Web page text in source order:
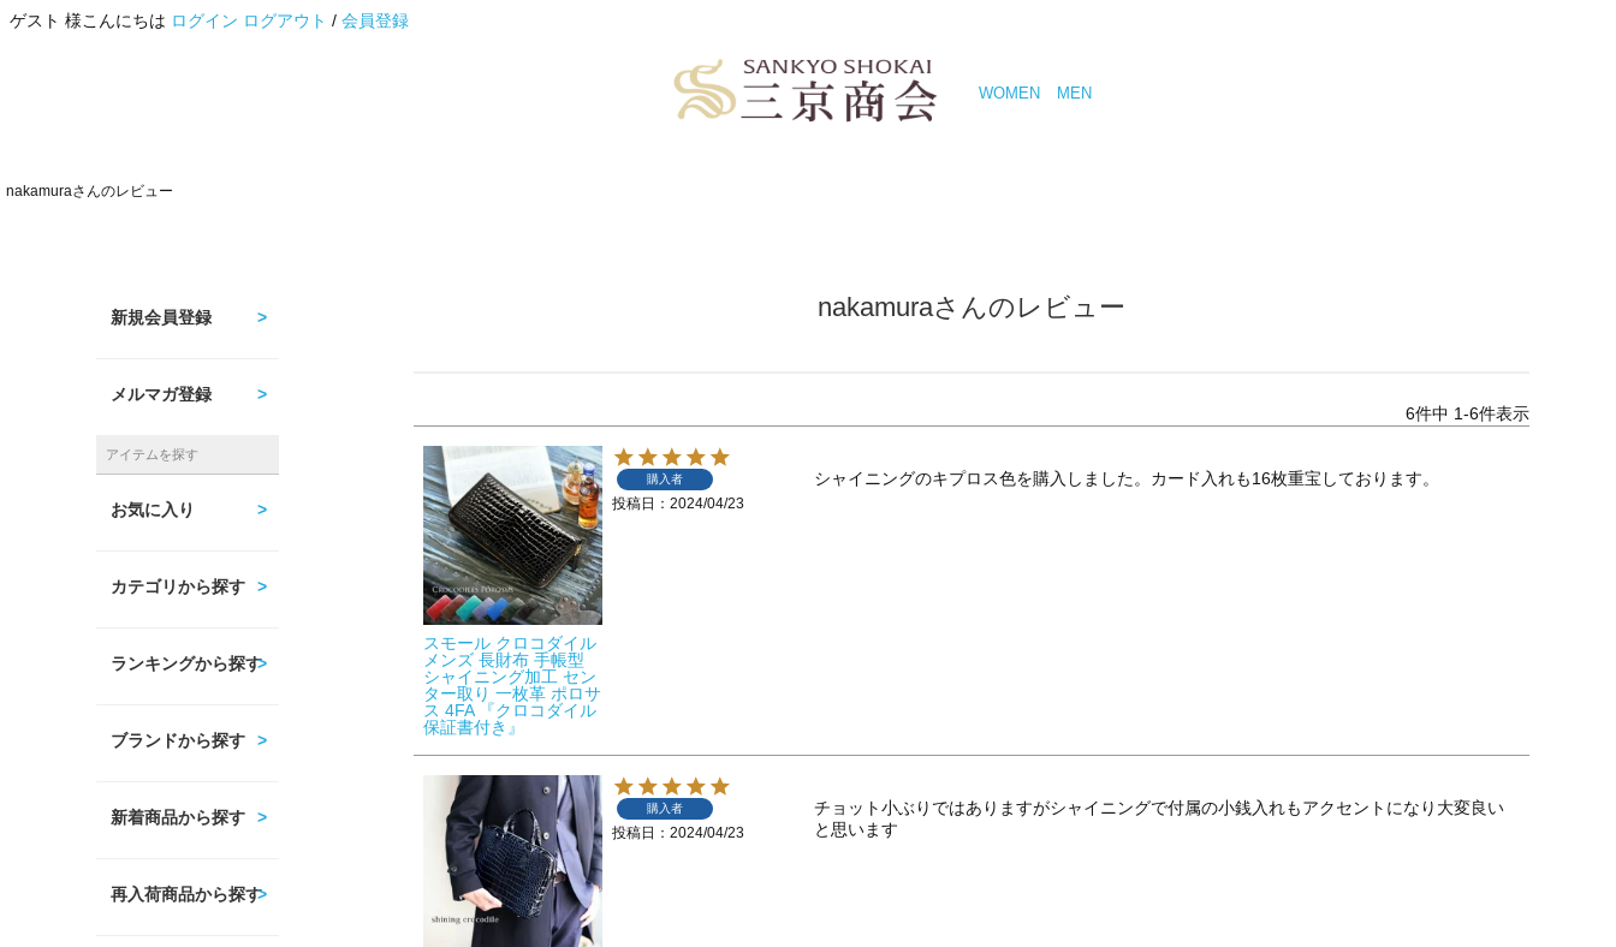
ゲスト 様こんにちは ログイン ログアウト / 会員登録
WOMEN MEN
nakamuraさんのレビュー
新規会員登録
メルマガ登録
アイテムを探す
お気に入り
カテゴリから探す
ランキングから探す
ブランドから探す
新着商品から探す
再入荷商品から探す
nakamuraさんのレビュー
6件中 1-6件表示
スモール クロコダイル
メンズ 長財布 手帳型
シャイニング加工 セン
ター取り 一枚革 ポロサ
ス 4FA 『クロコダイル
保証書付き』
購入者
投稿日 2024/04/23
シャイニングのキプロス色を購入しました。カード入れも16枚重宝しております。
購入者
投稿日 2024/04/23
チョット小ぶりではありますがシャイニングで付属の小銭入れもアクセントになり大変良い
と思います